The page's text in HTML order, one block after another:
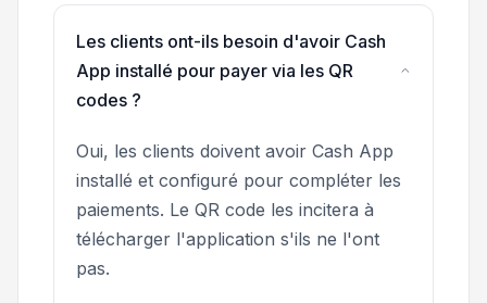
Les clients ont-ils besoin d'avoir Cash
App installé pour payer via les QR
codes ?
Oui, les clients doivent avoir Cash App
installé et configuré pour compléter les
paiements. Le QR code les incitera à
télécharger l'application s'ils ne l'ont
pas.